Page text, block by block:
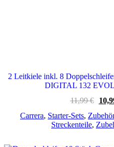
2 Leitkiele inkl. 8
DIGITAL 132
11,99€
war:
Carrera, Starter-Sets,
Streckenteile,